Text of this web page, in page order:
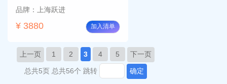
品牌：上海跃进
¥ 3880 加入清单
上一页 1 2 3 4 5 下一页
总共5页 总共56个 跳转 确定